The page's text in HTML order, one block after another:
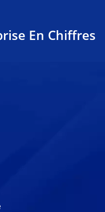
En Chiffres